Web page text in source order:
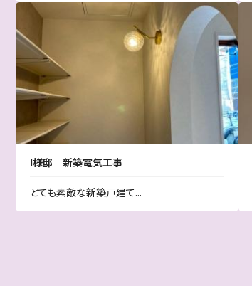
I様邸 新築電気工事
とても素敵な新築戸建て...